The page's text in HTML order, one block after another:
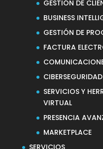
GESTIÓN DE
BUSINESS
GESTIÓN DE
FACTURA
CIBERSEGURIDAD
SERVICIOS Y
VIRTUAL
PRESENCIA
MARKETPLACE
SERVICIOS